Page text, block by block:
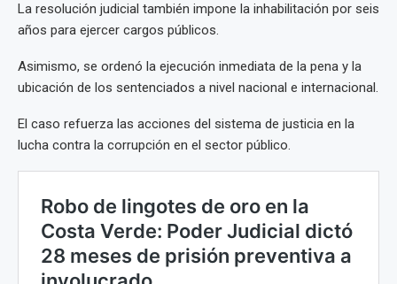
La resolución judicial también impone la inhabilitación por seis
años para ejercer cargos públicos.
Asimismo, se ordenó la ejecución inmediata de la pena y la
ubicación de los sentenciados a nivel nacional e internacional.
El caso refuerza las acciones del sistema de justicia en la
lucha contra la corrupción en el sector público.